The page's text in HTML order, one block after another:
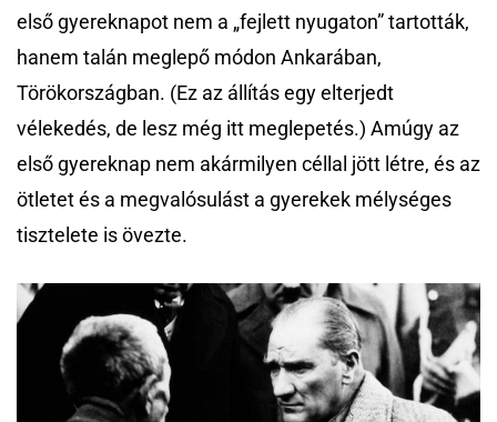
első gyereknapot nem a „fejlett nyugaton” tartották,
hanem talán meglepő módon Ankarában,
Törökországban. (Ez az állítás egy elterjedt
vélekedés, de lesz még itt meglepetés.) Amúgy az
első gyereknap nem akármilyen céllal jött létre, és az
ötletet és a megvalósulást a gyerekek mélységes
tisztelete is övezte.